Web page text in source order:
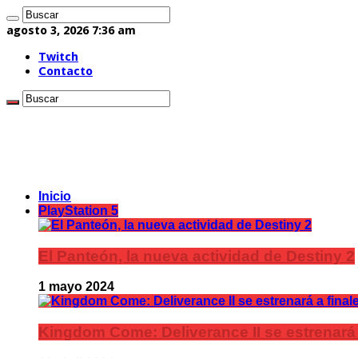
agosto 3, 2026 7:36 am
Twitch
Contacto
Inicio
PlayStation 5
El Panteón, la nueva actividad de Destiny 2
1 mayo 2024
Kingdom Come: Deliverance II se